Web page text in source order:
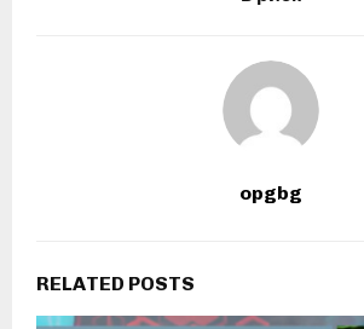
opgbg
RELATED POSTS